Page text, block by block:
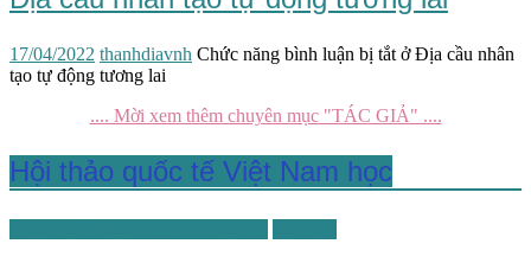
17/04/2022 thanhdiavnh Chức năng bình luận bị tắt ở Địa cầu nhân
tạo tự động tương lai
.... Mời xem thêm chuyên mục "TÁC GIẢ" ....
Hội thảo quốc tế Việt Nam học